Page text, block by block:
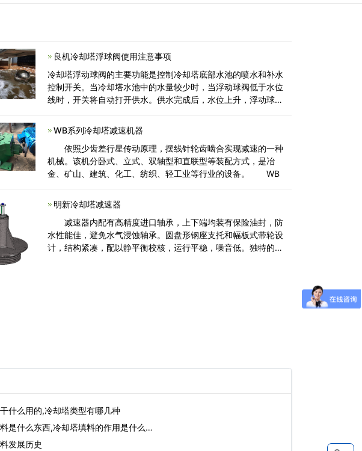
良机冷却塔浮球阀使用注意事项
冷却塔浮动球阀的主要功能是控制冷却塔底部水池的喷水和补水
控制开关。当冷却塔水池中的水量较少时，当浮动球阀低于水位
线时，开关将自动打开供水。供水完成后，水位上升，浮动球阀
WB系列冷却塔减速机器
依照少齿差行星传动原理，摆线针轮齿啮合实现减速的一种
机械。该机分卧式、立式、双轴型和直联型等装配方式，是冶
金、矿山、建筑、化工、纺织、轻工业等行业的设备。 WB
明新冷却塔减速器
减速器内配有高精度进口轴承，上下端均装有保险油封，防
水性能佳，避免水气浸蚀轴承。圆盘形钢座支托和幅板式带轮设
计，结构紧凑，配以静平衡校核，运行平稳，噪音低。独特的倒
什么用的,冷却塔类型有哪几种
是什么东西,冷却塔填料的作用是什么…
发展历史